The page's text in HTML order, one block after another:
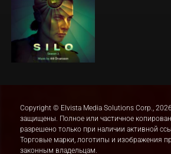
Copyright © Elvista Media Solutions Corp.,
защищены. Полное или частичное
разрешено только при наличии активной
Торговые марки, логотипы и изображения
законным владельцам.